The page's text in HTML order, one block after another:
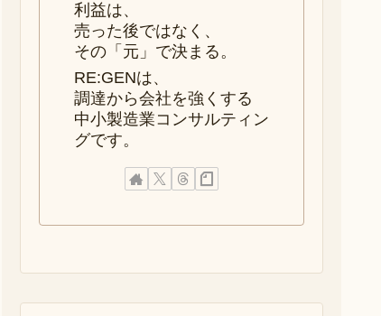
利益は、
売った後ではなく、
その「元」で決まる。
RE:GENは、
調達から会社を強くする
中小製造業コンサルティン
グです。